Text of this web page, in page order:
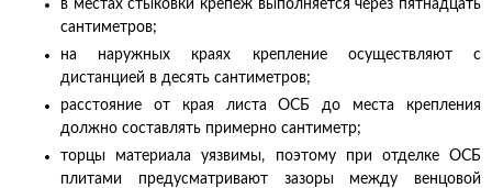
в местах стыковки крепеж выполняется через пятнадцать
сантиметров;
на наружных краях крепление осуществляют с
дистанцией в десять сантиметров;
расстояние от края листа ОСБ до места крепления
должно составлять примерно сантиметр;
торцы материала уязвимы, поэтому при отделке ОСБ
плитами предусматривают зазоры между венцовой